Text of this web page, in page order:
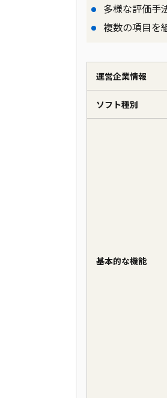
多様な評価手
複数の項目を
運営企業情報
ソフト種別
基本的な機能